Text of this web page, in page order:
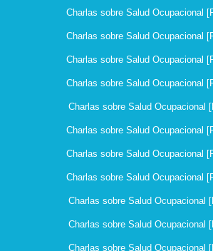
Charlas sobre Salud Ocupacional
Charlas sobre Salud Ocupacional
Charlas sobre Salud Ocupacional
Charlas sobre Salud Ocupacional
Charlas sobre Salud Ocupacional
Charlas sobre Salud Ocupacional
Charlas sobre Salud Ocupacional
Charlas sobre Salud Ocupacional
Charlas sobre Salud Ocupacional
Charlas sobre Salud Ocupacional
Charlas sobre Salud Ocupacional